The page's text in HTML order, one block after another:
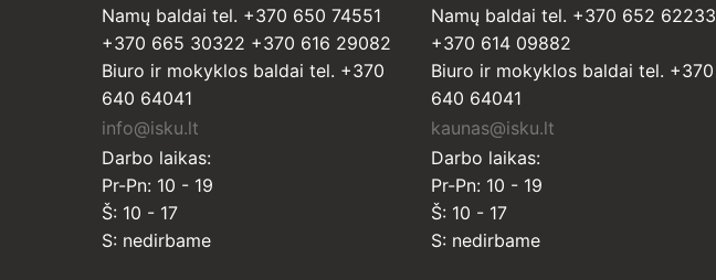
Namų baldai tel. +370 650 74551
+370 665 30322 +370 616 29082
Biuro ir mokyklos baldai tel. +370
640 64041
info@isku.lt
Darbo laikas:
Pr-Pn: 10 - 19
Š: 10 - 17
S: nedirbame
Namų baldai tel. +370 652 62233
+370 614 09882
Biuro ir mokyklos baldai tel. +370
640 64041
kaunas@isku.lt
Darbo laikas:
Pr-Pn: 10 - 19
Š: 10 - 17
S: nedirbame